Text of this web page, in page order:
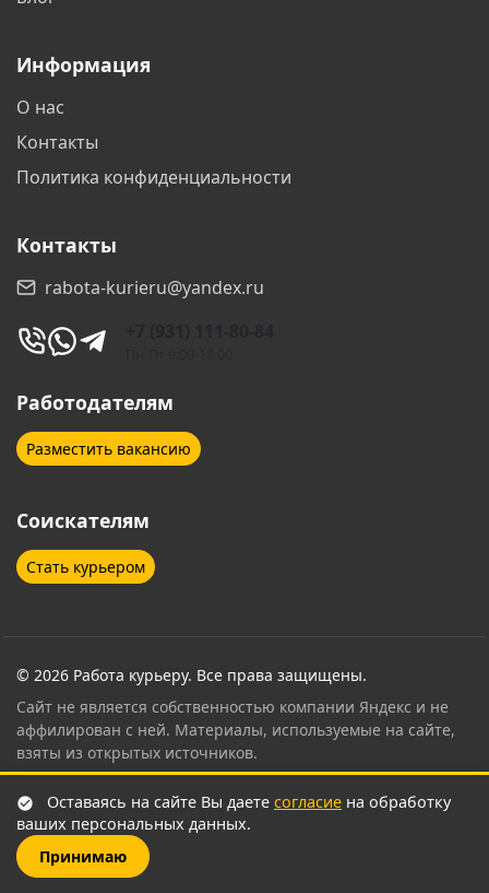
Информация
О нас
Контакты
Политика конфиденциальности
Контакты
rabota-kurieru@yandex.ru
Работодателям
Разместить вакансию
Соискателям
Стать курьером
© 2026 Работа курьеру. Все права защищены.
Сайт не является собственностью компании Яндекс и не
аффилирован с ней. Материалы, используемые на сайте,
взяты из открытых источников.
сертифицированным специалистом по привлечению
курьеров Яндекс Еда.
Оставаясь на сайте Вы даете согласие на обработку
ваших персональных данных.
Принимаю